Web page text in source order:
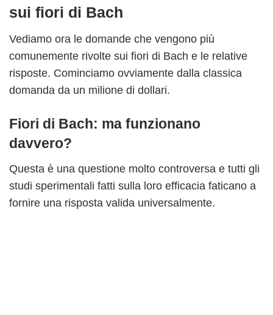
sui fiori di Bach
Vediamo ora le domande che vengono più
comunemente rivolte sui fiori di Bach e le relative
risposte. Cominciamo ovviamente dalla classica
domanda da un milione di dollari.
Fiori di Bach: ma funzionano
davvero?
Questa è una questione molto controversa e tutti gli
studi sperimentali fatti sulla loro efficacia faticano a
fornire una risposta valida universalmente.